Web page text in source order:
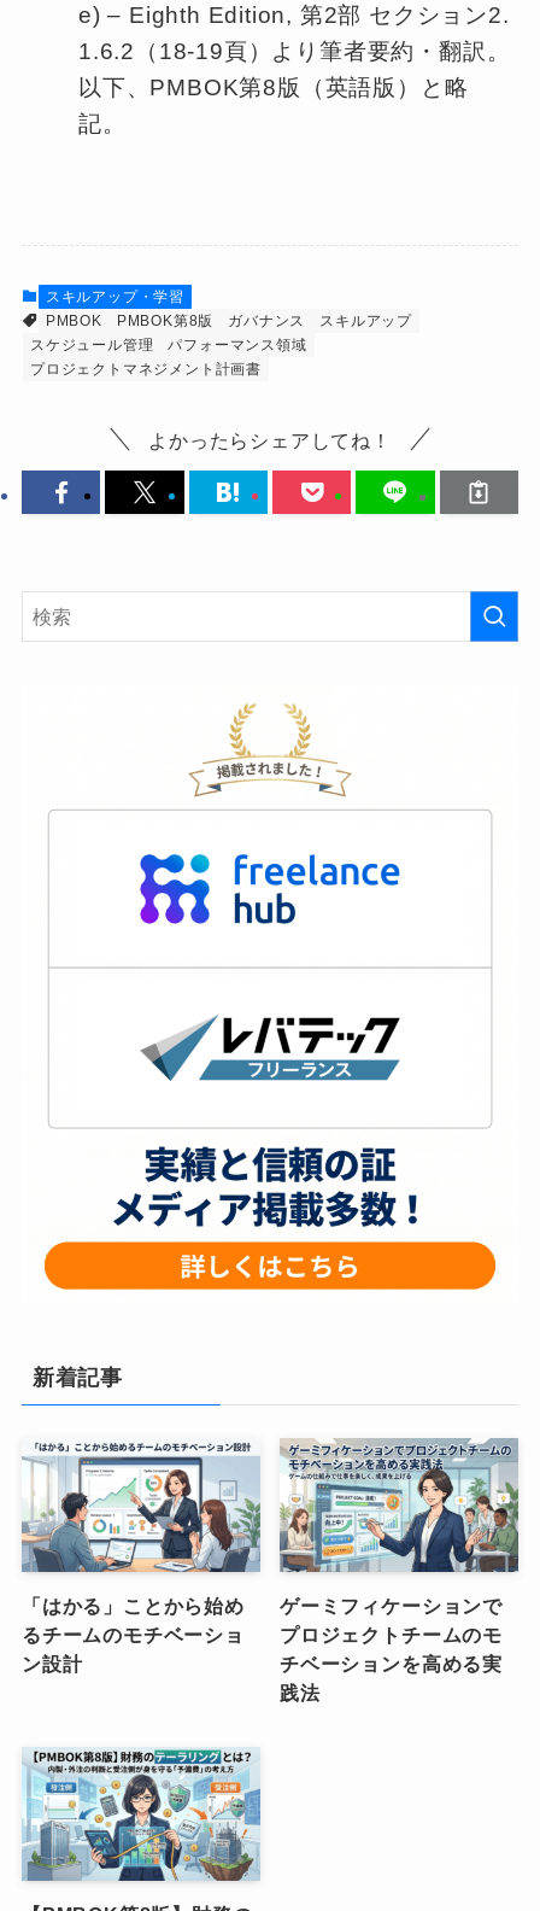
e) – Eighth Edition, 第2部 セクション2.
1.6.2（18-19頁）より筆者要約・翻訳。
以下、PMBOK第8版（英語版）と略
記。
スキルアップ・学習
PMBOK
PMBOK第8版 ガバナンス
スキルアップ
スケジュール管理
パフォーマンス領域
プロジェクトマネジメント計画書
よかったらシェアしてね！
新着記事
「はかる」ことから始め
るチームのモチベーショ
ン設計
ゲーミフィケーションで
プロジェクトチームのモ
チベーションを高める実
践法